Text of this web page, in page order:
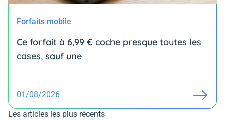
Forfaits mobile
Ce forfait à 6,99 € coche presque toutes les
cases, sauf une
01/08/2026
Les articles les plus récents